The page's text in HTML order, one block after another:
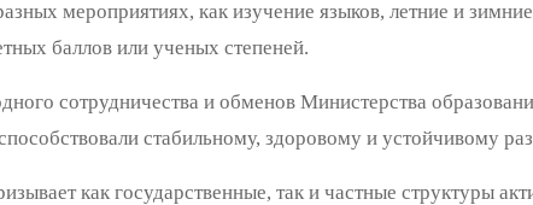
мероприятиях, как изучение языков, летние и
баллов или ученых степеней.
сотрудничества и обменов Министерства
стабильному, здоровому и устойчивому
как государственные, так и частные структуры